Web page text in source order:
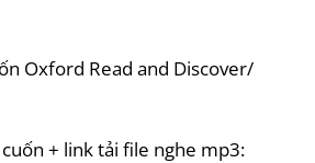
Oxford Read and Discover/
+ link tải file nghe mp3: